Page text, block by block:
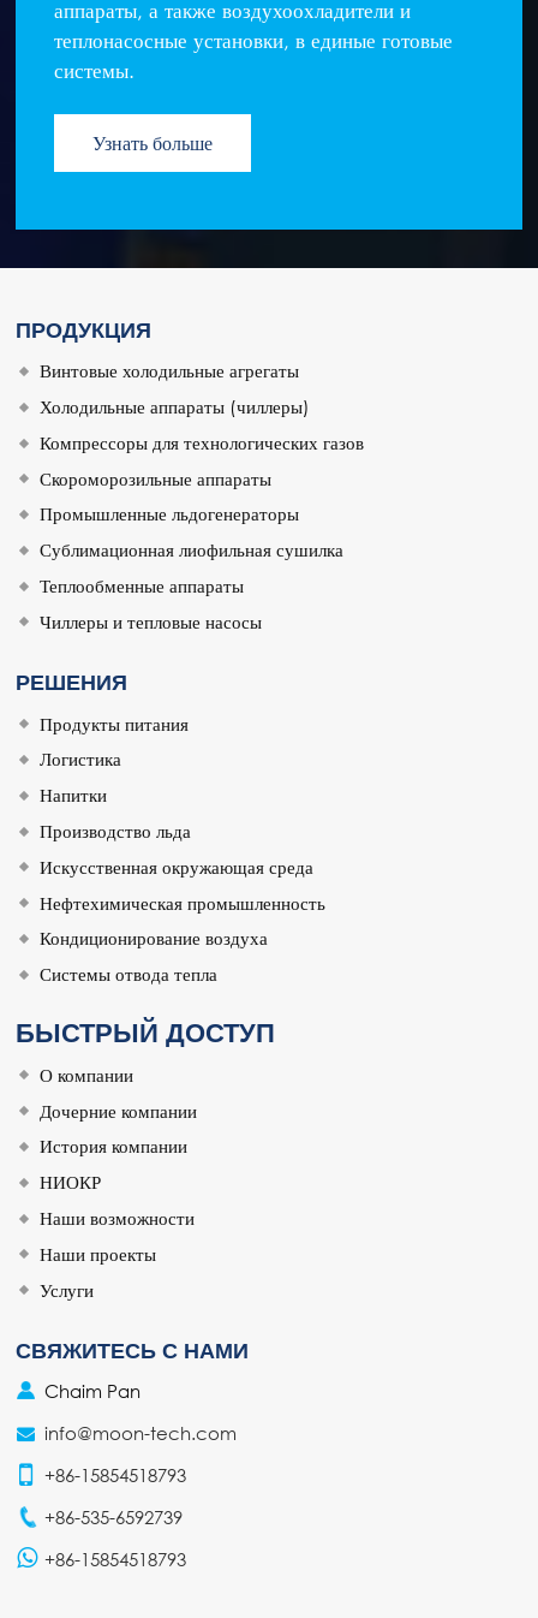
аппараты, а также воздухоохладители и
теплонасосные установки, в единые готовые
системы.
Узнать больше
ПРОДУКЦИЯ
Винтовые холодильные агрегаты
Холодильные аппараты (чиллеры)
Компрессоры для технологических газов
Скороморозильные аппараты
Промышленные льдогенераторы
Сублимационная лиофильная сушилка
Теплообменные аппараты
Чиллеры и тепловые насосы
РЕШЕНИЯ
Продукты питания
Логистика
Напитки
Производство льда
Искусственная окружающая среда
Нефтехимическая промышленность
Кондиционирование воздуха
Системы отвода тепла
БЫСТРЫЙ ДОСТУП
О компании
Дочерние компании
История компании
НИОКР
Наши возможности
Наши проекты
Услуги
СВЯЖИТЕСЬ С НАМИ
Chaim Pan
info@moon-tech.com
+86-15854518793
+86-535-6592739
+86-15854518793